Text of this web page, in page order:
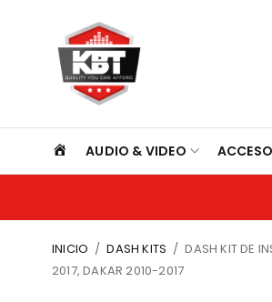
INICIO
AUDIO & VIDEO
INICIO / DASH KITS / DASH KIT DE
2017, DAKAR 2010-2017